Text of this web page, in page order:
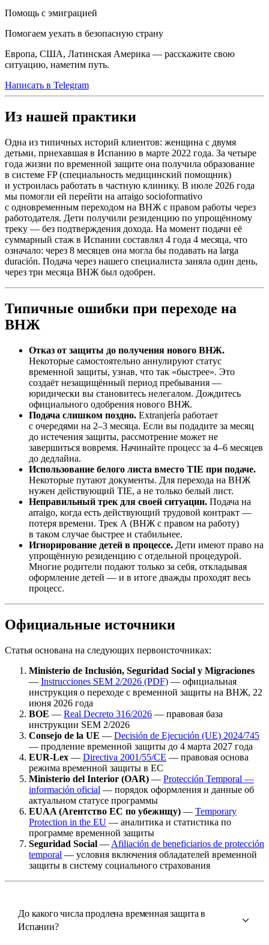
Помощь с эмиграцией
Помогаем уехать в безопасную страну
Европа, США, Латинская Америка — расскажите свою
ситуацию, наметим путь.
Написать в Telegram
Из нашей практики
Одна из типичных историй клиентов: женщина с двумя
детьми, приехавшая в Испанию в марте 2022 года. За четыре
года жизни по временной защите она получила образование
в системе FP (специальность медицинский помощник)
и устроилась работать в частную клинику. В июле 2026 года
мы помогли ей перейти на arraigo socioformativo
с одновременным переходом на ВНЖ с правом работы через
работодателя. Дети получили резиденцию по упрощённому
треку — без подтверждения дохода. На момент подачи её
суммарный стаж в Испании составлял 4 года 4 месяца, что
означало: через 8 месяцев она могла бы подавать на larga
duración. Подача через нашего специалиста заняла один день,
через три месяца ВНЖ был одобрен.
Типичные ошибки при переходе на
ВНЖ
Отказ от защиты до получения нового ВНЖ.
Некоторые самостоятельно аннулируют статус
временной защиты, узнав, что так «быстрее». Это
создаёт незащищённый период пребывания —
юридически вы становитесь нелегалом. Дождитесь
официального одобрения нового ВНЖ.
Подача слишком поздно. Extranjería работает
с очередями на 2–3 месяца. Если вы подадите за месяц
до истечения защиты, рассмотрение может не
завершиться вовремя. Начинайте процесс за 4–6 месяцев
до дедлайна.
Использование белого листа вместо TIE при подаче.
Некоторые путают документы. Для перехода на ВНЖ
нужен действующий TIE, а не только белый лист.
Неправильный трек для своей ситуации. Подача на
arraigo, когда есть действующий трудовой контракт —
потеря времени. Трек A (ВНЖ с правом на работу)
в таком случае быстрее и стабильнее.
Игнорирование детей в процессе. Дети имеют право на
упрощённую резиденцию с отдельной процедурой.
Многие родители подают только за себя, откладывая
оформление детей — и в итоге дважды проходят весь
процесс.
Официальные источники
Статья основана на следующих первоисточниках:
Ministerio de Inclusión, Seguridad Social y Migraciones
— Instrucciones SEM 2/2026 (PDF) — официальная
инструкция о переходе с временной защиты на ВНЖ, 22
июня 2026 года
BOE — Real Decreto 316/2026 — правовая база
инструкции SEM 2/2026
Consejo de la UE — Decisión de Ejecución (UE) 2024/745
— продление временной защиты до 4 марта 2027 года
EUR-Lex — Directiva 2001/55/CE — правовая основа
режима временной защиты в ЕС
Ministerio del Interior (OAR) — Protección Temporal —
información oficial — порядок оформления и данные об
актуальном статусе программы
EUAA (Агентство ЕС по убежищу) — Temporary
Protection in the EU — аналитика и статистика по
программе временной защиты
Seguridad Social — Afiliación de beneficiarios de protección
temporal — условия включения обладателей временной
защиты в систему социального страхования
До какого числа продлена временная защита в
Испании?